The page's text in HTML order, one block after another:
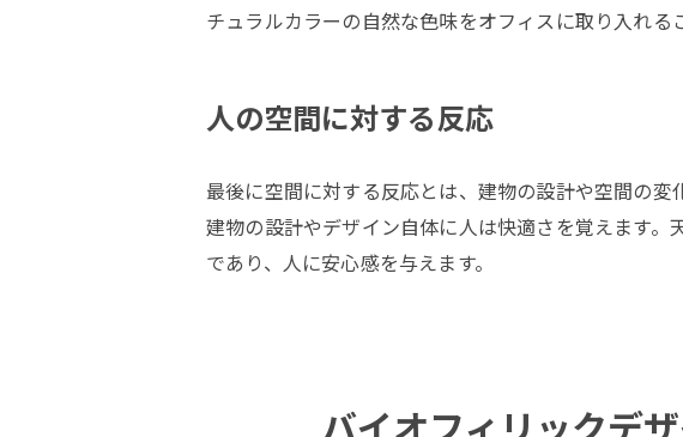
チュラルカラーの自然な色味をオフィスに取り入れ
人の空間に対する反応
最後に空間に対する反応とは、建物の設計や空間の変
建物の設計やデザイン自体に人は快適さを覚えます
であり、人に安心感を与えます。
バイオフィリックデ